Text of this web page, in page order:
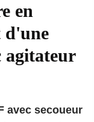
en
d'une
agitateur
avec secoueur